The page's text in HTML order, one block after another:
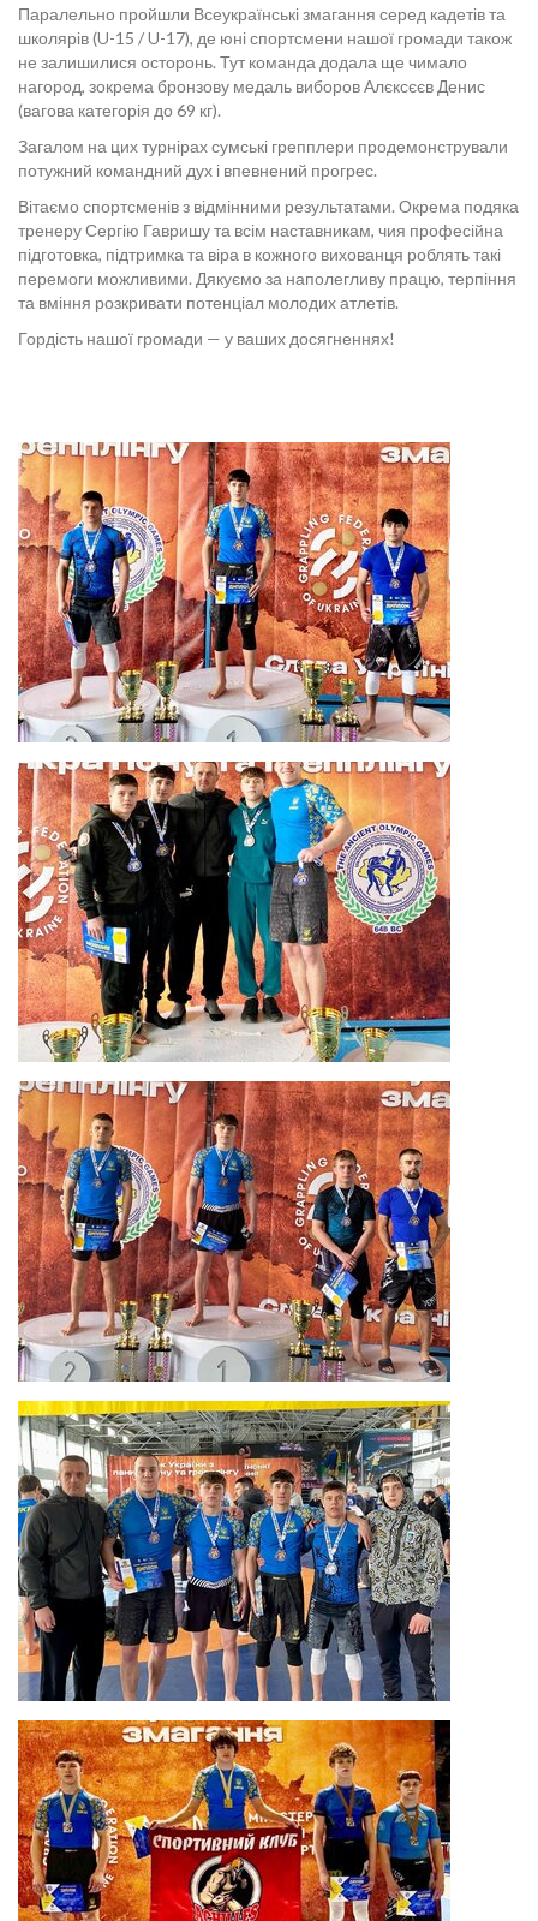
Паралельно пройшли Всеукраїнські змагання серед кадетів та
школярів (U-15 / U-17), де юні спортсмени нашої громади також
не залишилися осторонь. Тут команда додала ще чимало
нагород, зокрема бронзову медаль виборов Алєксєєв Денис
(вагова категорія до 69 кг).
Загалом на цих турнірах сумські грепплери продемонстрували
потужний командний дух і впевнений прогрес.
Вітаємо спортсменів з відмінними результатами. Окрема подяка
тренеру Сергію Гавришу та всім наставникам, чия професійна
підготовка, підтримка та віра в кожного вихованця роблять такі
перемоги можливими. Дякуємо за наполегливу працю, терпіння
та вміння розкривати потенціал молодих атлетів.
Гордість нашої громади — у ваших досягненнях!